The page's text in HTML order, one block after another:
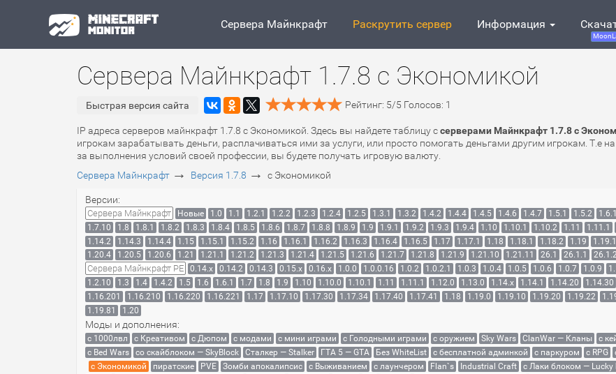
Сервера Майнкрафт Раскрутить сервер Информация
Сервера Майнкрафт 1.7.8 с Экономикой
Быстрая версия сайта Рейтинг: 5/5 Голосов: 1
IP адреса серверов майнкрафт 1.7.8 с Экономикой. Здесь вы найдете таблицу ссерверами Майнкрафт 1.7.8 с
игрокам зарабатывать деньги, расплачиваться ими за услуги, или просто помогать деньгами другим игрокам. Т.е
за выполнения условий своей профессии, вы будете получать игровую валюту.
Сервера Майнкрафт → Версия 1.7.8 → с Экономикой
Версии:
Сервера Майнкрафт Новые 1.0 1.1 1.2.1 1.2.2 1.2.3 1.2.4 1.2.5 1.3.1 1.3.2 1.4.2 1.4.4 1.4.5 1.4.6 1.4.7 1.5.1 1.5.2 1.6.1
1.7.10
1.8 1.8.1 1.8.2 1.8.3 1.8.4 1.8.5 1.8.6 1.8.7 1.8.8 1.8.9 1.9 1.9.1 1.9.2 1.9.3 1.9.4 1.10 1.10.1 1.10.2 1.11 1.11.1
1.14.2
1.14.3 1.14.4 1.15 1.15.1 1.15.2 1.16 1.16.1 1.16.2 1.16.3 1.16.4 1.16.5 1.17 1.17.1 1.18 1.18.1 1.18.2 1.19 1.19.1
1.20.4
1.20.5 1.20.6 1.21 1.21.1 1.21.2 1.21.3 1.21.4 1.21.5 1.21.6 1.21.7 1.21.8 1.21.9 1.21.10 1.21.11 26.1 26.1.1
Сервера Майнкрафт PE 0.14.x 0.14.2 0.14.3 0.15.x 0.16.x 1.0.0 1.0.0.16 1.0.2 1.0.2.1 1.0.3 1.0.4 1.0.5 1.0.6 1.0.7 1.0.9
1.2.10
1.3 1.4 1.4.2 1.5 1.6 1.6.1 1.7 1.8 1.9 1.10 1.10.0 1.10.1 1.11 1.11.1 1.12.0 1.13.0 1.14.x 1.14.1 1.14.20 1.14.30
1.16.201
1.16.210 1.16.220 1.16.221 1.17 1.17.10 1.17.30 1.17.34 1.17.40 1.17.41 1.18 1.19.0 1.19.10 1.19.20 1.19.22
1.19.81
1.20
Моды и дополнения:
с 1000лвл c Креативом с Дюпом с модами с мини играми с Голодными играми с оружием Sky Wars ClanWar — Кланы с
с Bed Wars
со скайблоком — SkyBlock Сталкер — Stalker ГТА 5 — GTA Без WhiteList с бесплатной админкой с паркуром с RPG
с Экономикой
пиратские PVE Зомби апокалипсис с Выживанием с лаунчером Flan`s Industrial Craft с Лаки блоком — Lucky